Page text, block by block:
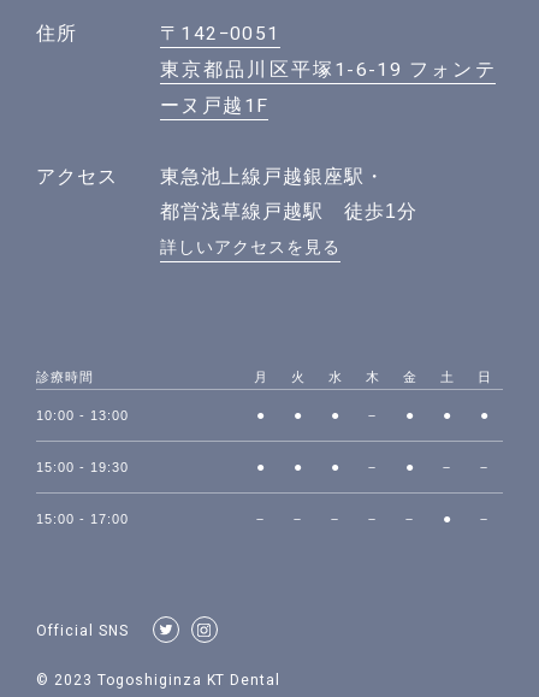
住所
〒142−0051
東京都品川区平塚1-6-19 フォンテ
ーヌ戸越1F
アクセス
東急池上線戸越銀座駅・
都営浅草線戸越駅 徒歩1分
詳しいアクセスを見る
診療時間 月 火 水 木 金 土 日
10:00 - 13:00 ● ● ● － ● ● ●
15:00 - 19:30 ● ● ● － ● － －
15:00 - 17:00 － － － － － ● －
Official SNS
© 2023 Togoshiginza KT Dental